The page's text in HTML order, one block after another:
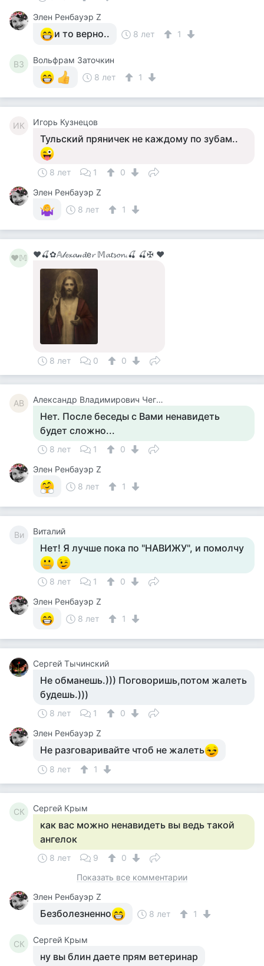
Элен Ренбауэр Z
и то верно.. 8 лет 1
ВЗ
Вольфрам Заточкин
8 лет
1
ИК Игорь Кузнецов
Тульский пряничек не каждому по зубам..
8 лет 1
0
Элен Ренбауэр Z
8 лет
1
♥𝕄 ♥🍒✿𝔸𝓁𝓮𝔁𝓪𝓃𝓭е𝓻 𝕄𝓪𝓽𝓼𝓸𝓷.🍒 🍒✠ ♥
8 лет 0 0
АВ Александр Владимирович Чегодаев
Нет. После беседы с Вами ненавидеть
будет сложно...
8 лет 1
0
Элен Ренбауэр Z
8 лет
1
Ви Виталий
Нет! Я лучше пока по "НАВИЖУ", и помолчу
8 лет 1
0
Элен Ренбауэр Z
8 лет
1
Сергей Тычинский
Не обманешь.))) Поговоришь,потом жалеть
будешь.)))
8 лет 1
0
Элен Ренбауэр Z
Не разговаривайте чтоб не жалеть
8 лет 1
СК Сергей Крым
как вас можно ненавидеть вы ведь такой
ангелок
8 лет 9
0
Показать все комментарии
Элен Ренбауэр Z
Безболезненно 8 лет 1
СК Сергей Крым
ну вы блин даете прям ветеринар